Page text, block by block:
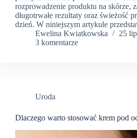
rozprowadzenie produktu na skórze,
długotrwałe rezultaty oraz świeżość
dzień. W niniejszym artykule
Ewelina Kwiatkowska
25
3 komentarze
Uroda
Dlaczego warto stosować krem pod